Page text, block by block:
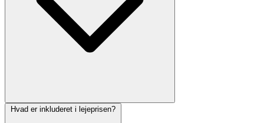
Hvad er inkluderet i lejeprisen?